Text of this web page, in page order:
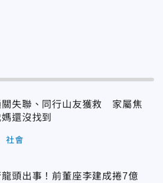
關失聯、同行山友獲救 家屬焦
還沒找到
社會
龍頭出事！前董座李建成捲7億